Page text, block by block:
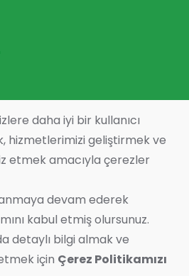
daha iyi bir kullanıcı
hizmetlerimizi geliştirmek ve
etmek amacıyla çerezler
devam ederek
kabul etmiş olursunuz.
detaylı bilgi almak ve
için Çerez Politikamızı
16:04